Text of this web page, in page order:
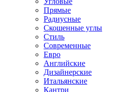
Прямые
Радиусные
Скошенные углы
Стиль
Современные
Евро
Английские
Дизайнерские
Итальянские
Кантри